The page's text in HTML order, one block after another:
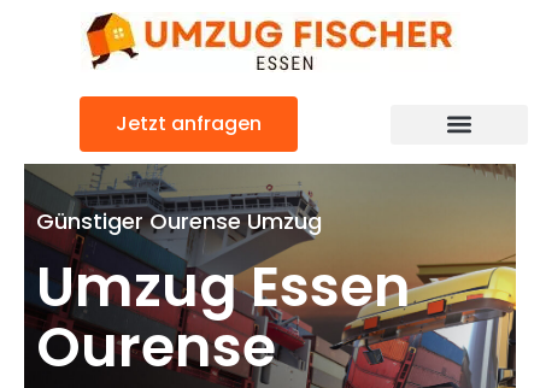
Jetzt anfragen
Günstiger Ourense Umzug
Umzug Essen
Ourense